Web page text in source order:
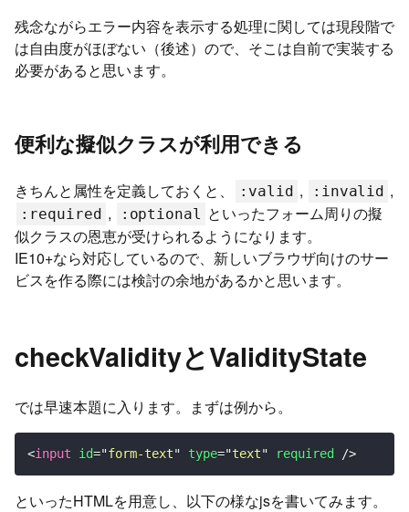
残念ながらエラー内容を表示する処理に関しては現段階で
は自由度がほぼない（後述）ので、そこは自前で実装する
必要があると思います。
便利な擬似クラスが利用できる
きちんと属性を定義しておくと、 :valid , :invalid ,
:required , :optional
といったフォーム周りの擬
似クラスの恩恵が受けられるようになります。
IE10+なら対応しているので、新しいブラウザ向けのサー
ビスを作る際には検討の余地があるかと思います。
checkValidityとValidityState
では早速本題に入ります。まずは例から。
<input id="form-text" type="text" required />
といったHTMLを用意し、以下の様なjsを書いてみます。